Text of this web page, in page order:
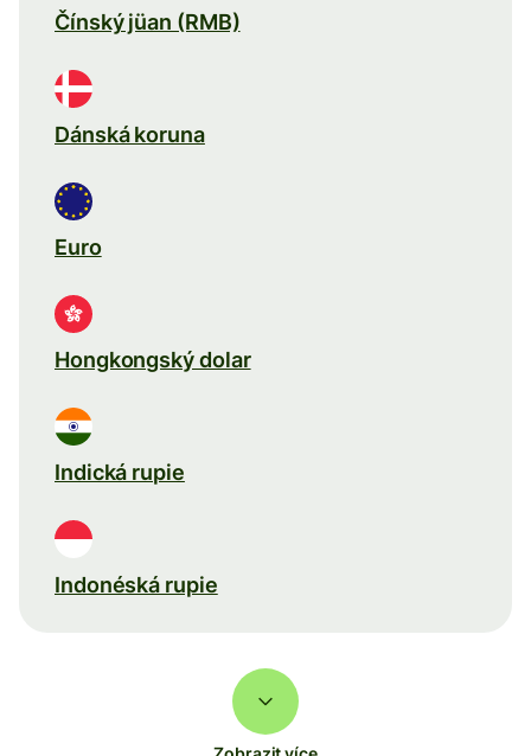
Čínský jüan (RMB)
Dánská koruna
Euro
Hongkongský dolar
Indická rupie
Indonéská rupie